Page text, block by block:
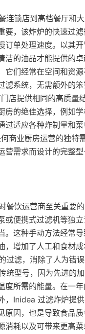
连锁店到高档餐厅和
要，该炸炉的快速过
订单处理速度。以其
洁的油品才能提供的
它们经常在空间和资
滤系统，无需额外的
店提供相同的高质量
房的绝佳选择，例如
过适应各种炸制量和
商业厨房运营的独特
营需求而设计的完整
餐饮运营商至关重要
或便携式过滤机等独
。这种手动方法经常
，增加了人工和食材
过滤，消除了人为错
统型号，因为先进的
度所需的能量。在一
，Inidea 过滤炸炉提
原因，也是导致食品
消耗以及可带来更高